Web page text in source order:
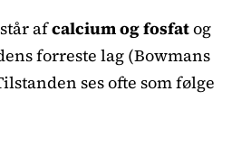
afcalcium og fosfatog
forreste lag (Bowmans
ses ofte som følge